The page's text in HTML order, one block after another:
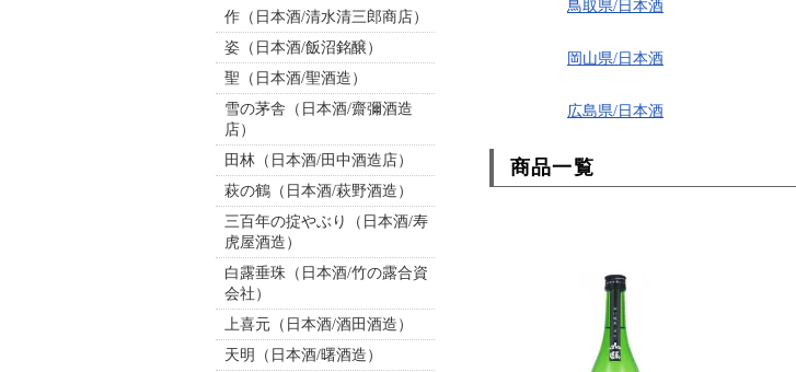
作（日本酒/清水清三郎商店）
姿（日本酒/飯沼銘醸）
聖（日本酒/聖酒造）
雪の茅舎（日本酒/齋彌酒造
店）
田林（日本酒/田中酒造店）
萩の鶴（日本酒/萩野酒造）
三百年の掟やぶり（日本酒/寿
虎屋酒造）
白露垂珠（日本酒/竹の露合資
会社）
上喜元（日本酒/酒田酒造）
天明（日本酒/曙酒造）
鳥取県/日本酒
岡山県/日本酒
広島県/日本酒
商品一覧